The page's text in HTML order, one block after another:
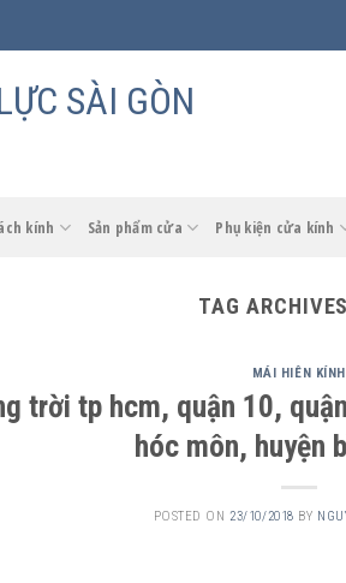
SÀI GÒN
kính Sản phẩm cửa Phụ kiện cửa kính
TAG
MÁI HIÊN KÍNH
trời tp hcm, quận 10,
hóc môn, huyện
POSTED ON 23/10/2018 BY